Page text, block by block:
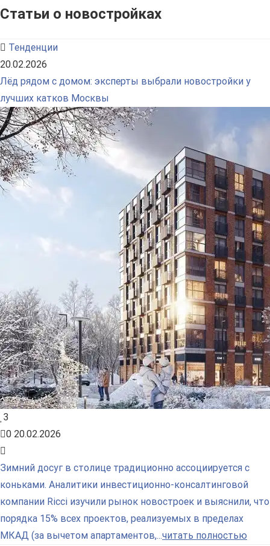
Статьи о новостройках
Тенденции
20.02.2026
Лёд рядом с домом: эксперты выбрали новостройки у
лучших катков Москвы
3
0 20.02.2026
Зимний досуг в столице традиционно ассоциируется с
коньками. Аналитики инвестиционно-консалтинговой
компании Ricci изучили рынок новостроек и выяснили, что
порядка 15% всех проектов, реализуемых в пределах
МКАД (за вычетом апартаментов,...читать полностью